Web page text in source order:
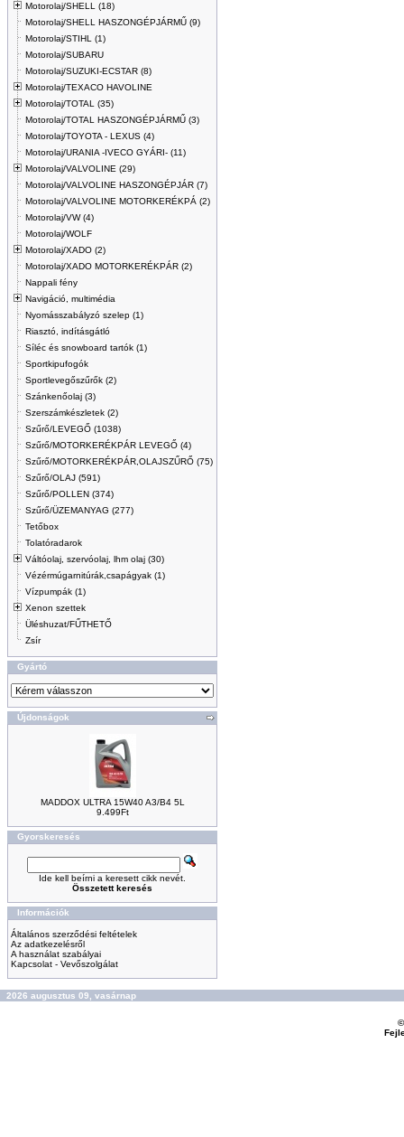
Motorolaj/SHELL (18)
Motorolaj/SHELL HASZONGÉPJÁRMŰ (9)
Motorolaj/STIHL (1)
Motorolaj/SUBARU
Motorolaj/SUZUKI-ECSTAR (8)
Motorolaj/TEXACO HAVOLINE
Motorolaj/TOTAL (35)
Motorolaj/TOTAL HASZONGÉPJÁRMŰ (3)
Motorolaj/TOYOTA - LEXUS (4)
Motorolaj/URANIA -IVECO GYÁRI- (11)
Motorolaj/VALVOLINE (29)
Motorolaj/VALVOLINE HASZONGÉPJÁR (7)
Motorolaj/VALVOLINE MOTORKERÉKPÁ (2)
Motorolaj/VW (4)
Motorolaj/WOLF
Motorolaj/XADO (2)
Motorolaj/XADO MOTORKERÉKPÁR (2)
Nappali fény
Navigáció, multimédia
Nyomásszabályzó szelep (1)
Riasztó, indításgátló
Síléc és snowboard tartók (1)
Sportkipufogók
Sportlevegőszűrők (2)
Szánkenőolaj (3)
Szerszámkészletek (2)
Szűrő/LEVEGŐ (1038)
Szűrő/MOTORKERÉKPÁR LEVEGŐ (4)
Szűrő/MOTORKERÉKPÁR,OLAJSZŰRŐ (75)
Szűrő/OLAJ (591)
Szűrő/POLLEN (374)
Szűrő/ÜZEMANYAG (277)
Tetőbox
Tolatóradarok
Váltóolaj, szervóolaj, lhm olaj (30)
Vézérmúgarnitúrák,csapágyak (1)
Vízpumpák (1)
Xenon szettek
Üléshuzat/FŰTHETŐ
Zsír
Gyártó
Újdonságok
MADDOX ULTRA 15W40 A3/B4 5L
9.499Ft
Gyorskeresés
Ide kell beírni a keresett cikk nevét.
Összetett keresés
Információk
Általános szerződési feltételek
Az adatkezelésről
A használat szabályai
Kapcsolat - Vevőszolgálat
2026 augusztus 09, vasárnap